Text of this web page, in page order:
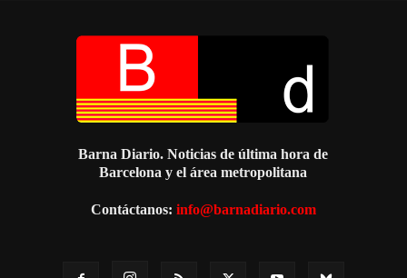
Barna Diario. Noticias de última hora de
Barcelona y el área metropolitana
Contáctanos: info@barnadiario.com